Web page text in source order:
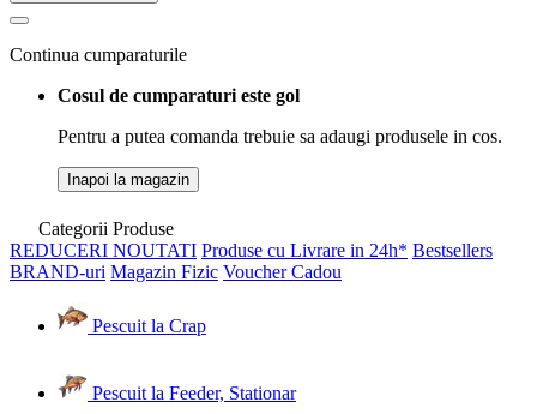
Continua cumparaturile
Cosul de cumparaturi este gol
Pentru a putea comanda trebuie sa adaugi produsele in cos.
Inapoi la magazin
Categorii Produse
REDUCERI NOUTATI Produse cu Livrare in 24h* Bestsellers
BRAND-uri Magazin Fizic Voucher Cadou
Pescuit la Crap
Pescuit la Feeder, Stationar